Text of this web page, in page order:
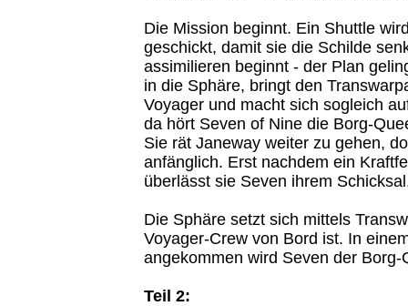
Die Mission beginnt. Ein Shuttle
geschickt, damit sie die Schilde
assimilieren beginnt - der Plan
in die Sphäre, bringt den
Voyager und macht sich sogleich
da hört Seven of Nine die Borg-
Sie rät Janeway weiter zu gehen,
anfänglich. Erst nachdem ein
überlässt sie Seven ihrem
Die Sphäre setzt sich mittels
Voyager-Crew von Bord ist. In
angekommen wird Seven der Borg-
Teil 2: